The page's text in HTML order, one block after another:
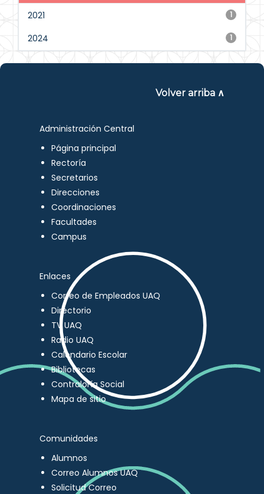
1
2021
1
2024
Volver arriba ∧
Administración Central
Página principal
Rectoría
Secretarios
Direcciones
Coordinaciones
Facultades
Campus
Enlaces
Correo de Empleados UAQ
Directorio
TV UAQ
Radio UAQ
Calendario Escolar
Bibliotecas
Contraloría Social
Mapa de sitio
Comunidades
Alumnos
Correo Alumnos UAQ
Solicitud Correo